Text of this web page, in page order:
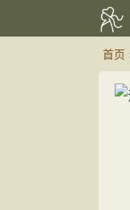
首页